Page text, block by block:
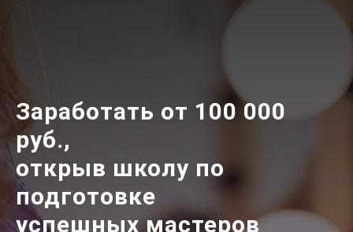
Заработать от 100 000
руб.,
открыв школу по
подготовке
успешных мастеров